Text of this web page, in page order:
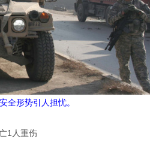
全形势引人担忧。
1人重伤